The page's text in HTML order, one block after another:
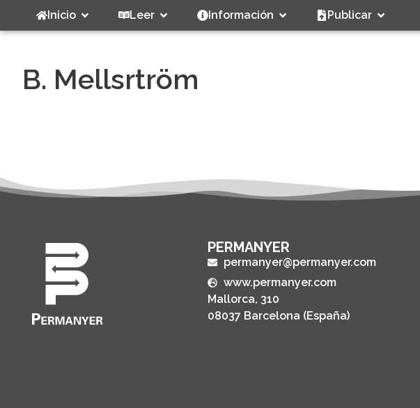
Inicio Leer Información Publicar
B. Mellsrtröm
PERMANYER
permanyer@permanyer.com
www.permanyer.com
Mallorca, 310
08037 Barcelona (España)